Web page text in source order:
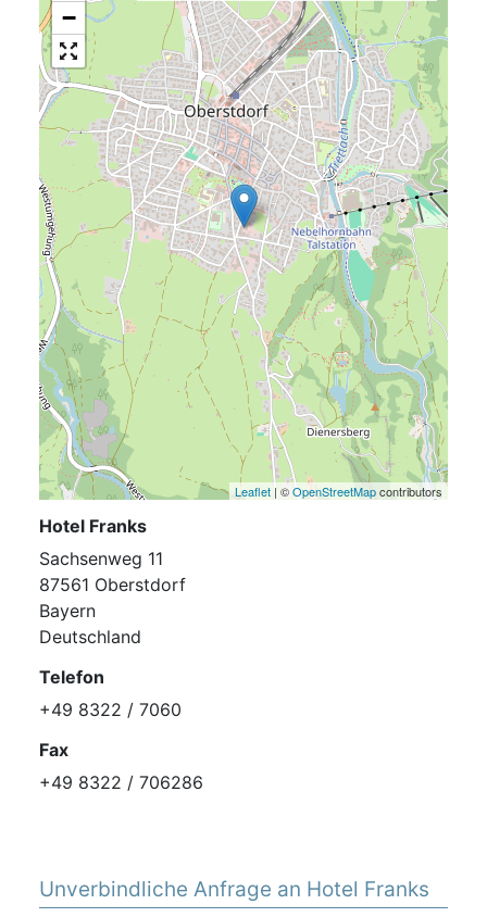
−
Leaflet | ©OpenStreetMapcontributors
Hotel Franks
Sachsenweg 11
87561 Oberstdorf
Bayern
Deutschland
Telefon
+49 8322 / 7060
Fax
+49 8322 / 706286
Unverbindliche Anfrage an Hotel Franks